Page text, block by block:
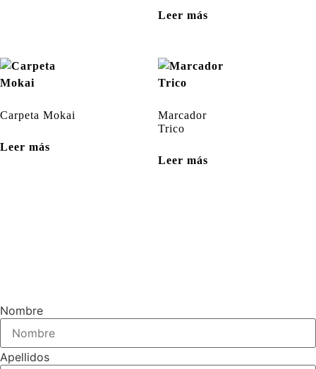
Leer más
Carpeta Mokai
Leer más
Marcador
Trico
Leer más
Nombre
Apellidos